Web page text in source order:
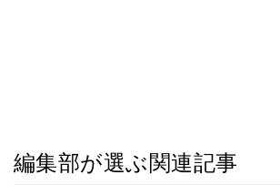
編集部が選ぶ関連記事